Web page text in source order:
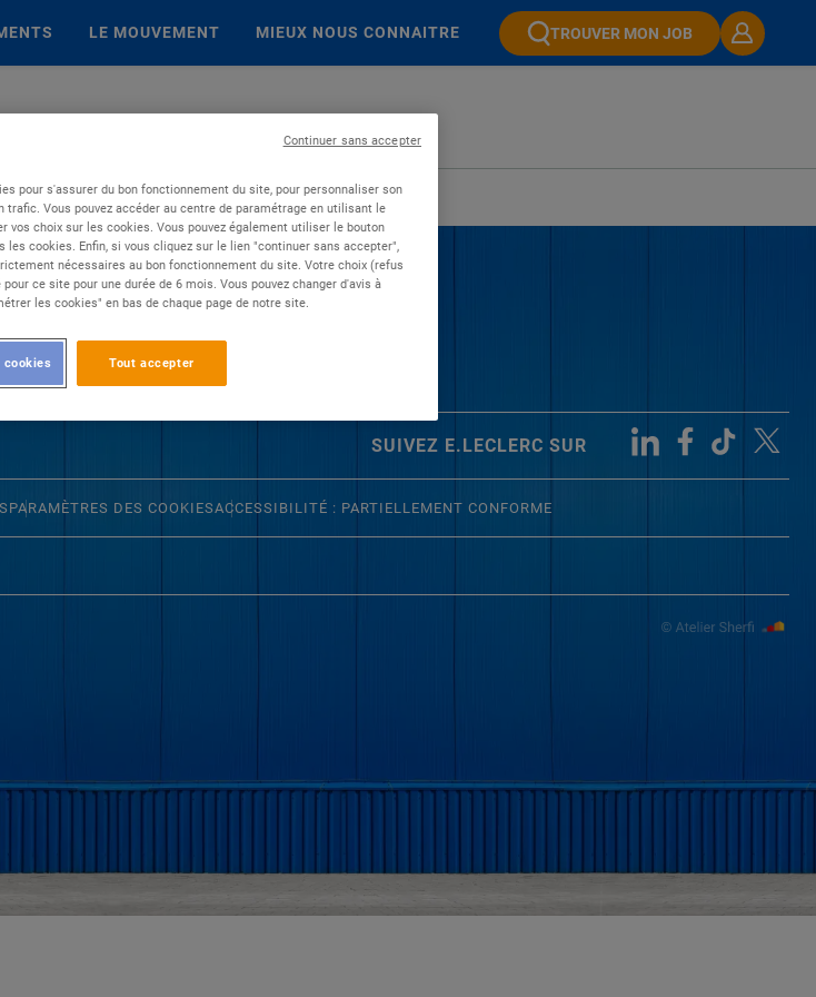
LE MOUVEMENT MIEUX NOUS CONNAITRE TROUVER MON JOB
SUIVEZ E.LECLERC SUR
PARAMÈTRES DES COOKIESACCESSIBILITÉ : PARTIELLEMENT CONFORME
pour s'assurer du bon fonctionnement du site, pour personnaliser son
Vous pouvez accéder au centre de paramétrage en utilisant le
vos choix sur les cookies. Vous pouvez également utiliser le bouton
cookies. Enfin, si vous cliquez sur le lien "continuer sans accepter",
nécessaires au bon fonctionnement du site. Votre choix (refus
ce site pour une durée de 6 mois. Vous pouvez changer d'avis à
les cookies" en bas de chaque page de notre site.
Tout accepter
cookies
Continuer sans accepter